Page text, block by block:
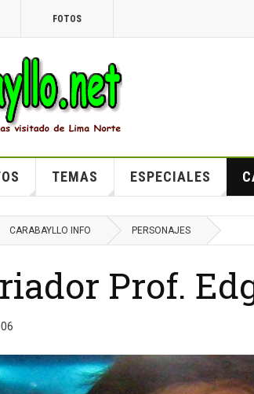
FOTOS
TEMAS ESPECIALES
CARABAYLLO INFO PERSONAJES
Prof.